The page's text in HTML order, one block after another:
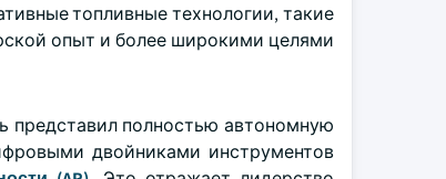
топливные технологии, такие
опыт и более широкими целями
представил полностью автономную
двойниками инструментов